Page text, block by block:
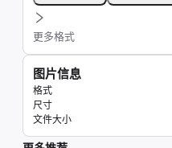
更多格式
图片信息
格式
尺寸
文件大小